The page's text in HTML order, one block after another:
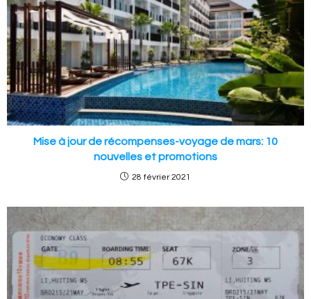
Mise à jour de récompenses-voyage de mars: 10
nouvelles et promotions
28 février 2021